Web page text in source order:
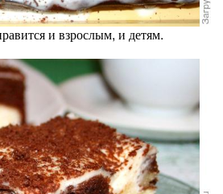
и взрослым, и детям.